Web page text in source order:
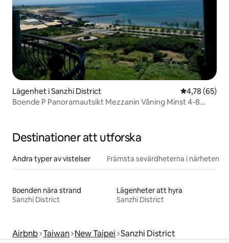
Lägenhet i Sanzhi District 4,78 av 5 i
4,78 (65)
Boende P Panoramautsikt Mezzanin Våning Minst 4-8
Destinationer att utforska
Andra typer av vistelser Främsta sevärdheterna i närheten
Boenden nära strand
Sanzhi District
Lägenheter att hyra
Sanzhi District
Airbnb Taiwan New Taipei Sanzhi District